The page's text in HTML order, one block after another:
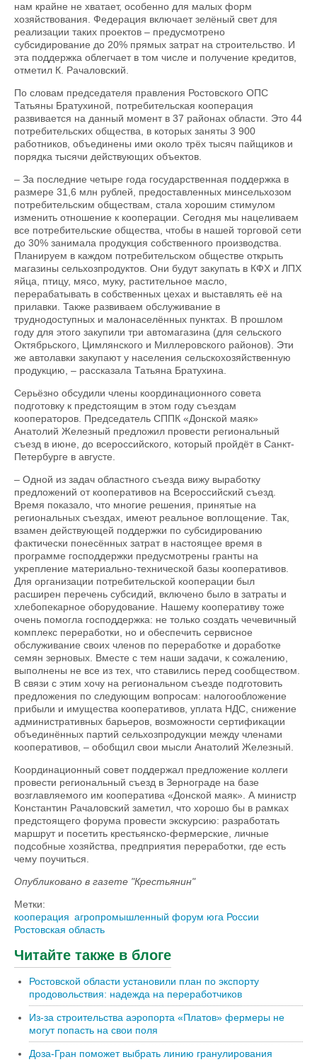
нам крайне не хватает, особенно для малых форм
хозяйствования. Федерация включает зелёный свет для
реализации таких проектов – пре­дусмотрено
субсидирование до 20% прямых затрат на строительство. И
эта поддержка облегчает в том числе и получение кредитов,
отметил К. Рачаловский.
По словам председателя правления Ростовского ОПС
Татьяны Братухиной, потребительская кооперация
развивается на данный момент в 37 райо­нах области. Это 44
потребительских общества, в которых заняты 3 900
работников, объединены ими около трёх тысяч пайщиков и
порядка тысячи действующих объектов.
– За последние четыре года государственная поддержка в
размере 31,6 млн рублей, предоставленных минсельхозом
потребительским обществам, стала хорошим стимулом
изменить отношение к кооперации. Сегодня мы нацеливаем
все потребительские общества, чтобы в нашей торговой сети
до 30% занимала продукция собственного производства.
Планируем в каждом потребительском обществе открыть
магазины сельхозпродуктов. Они будут закупать в КФХ и ЛПХ
яйца, птицу, мясо, муку, растительное масло,
перерабатывать в собственных цехах и выставлять её на
прилавки. Также развиваем обслуживание в
труднодоступных и малонаселённых пунктах. В прошлом
году для этого закупили три автомагазина (для сельского
Октябрьского, Цимлянского и Миллеровского районов). Эти
же автолавки закупают у населения сельскохозяйственную
продукцию, – рассказала Татьяна Братухина.
Серьёзно обсудили члены координационного совета
подготовку к предстоящим в этом году съездам
кооператоров. Председатель СППК «Донской маяк»
Анатолий Железный предложил провести регио­нальный
съезд в июне, до всероссийского, который пройдёт в Санкт-
Петербурге в августе.
– Одной из задач областного съезда вижу выработку
предложений от кооперативов на Всероссийский съезд.
Время показало, что многие решения, принятые на
региональных съездах, имеют реальное воплощение. Так,
взамен действующей поддержки по субсидированию
фактически понесённых затрат в настоящее время в
программе господдержки преду­смотрены гранты на
укрепление материально-технической базы кооперативов.
Для организации потребительской кооперации был
расширен перечень субсидий, включено было в затраты и
хлебопекарное оборудование. Нашему кооперативу тоже
очень помогла господдержка: не только создать чечевичный
комплекс переработки, но и обеспечить сервисное
обслуживание своих членов по переработке и доработке
семян зерновых. Вместе с тем наши задачи, к сожалению,
выполнены не все из тех, что ставились перед сообществом.
В связи с этим хочу на региональном съезде подготовить
предложения по следующим вопросам: налогообложение
прибыли и имущества кооперативов, уплата НДС, снижение
административных барьеров, возможности сертификации
объединённых партий сельхозпродукции между членами
кооперативов, – обобщил свои мысли Анатолий Железный.
Координационный совет поддержал предложение коллеги
провести региональный съезд в Зернограде на базе
возглавляемого им кооператива «Донской маяк». А министр
Константин Рачаловский заметил, что хорошо бы в рамках
предстоящего форума провести экскурсию: разработать
маршрут и посетить крестьянско-фермерские, личные
подсобные хозяйства, предприятия переработки, где есть
чему поучиться.
Опубликовано в газете "Крестьянин"
Метки:
кооперация агропромышленный форум юга России
Ростовская область
Читайте также в блоге
Ростовской области установили план по экспорту
продовольствия: надежда на переработчиков
Из-за строительства аэропорта «Платов» фермеры не
могут попасть на свои поля
Доза-Гран поможет выбрать линию гранулирования